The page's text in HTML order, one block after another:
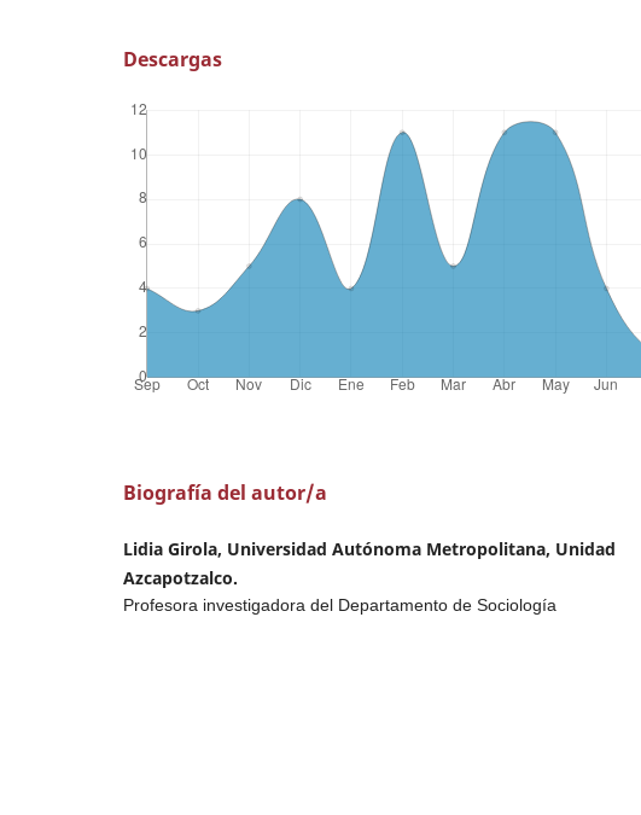
Descargas
Biografía del autor/a
Lidia Girola, Universidad Autónoma Metropolitana, Unidad
Azcapotzalco.
Profesora investigadora del Departamento de Sociología